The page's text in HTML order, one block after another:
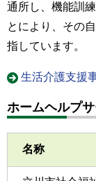
通所し、機能訓
とにより、その
指しています。
生活介護支援
ホームヘルプ
名称